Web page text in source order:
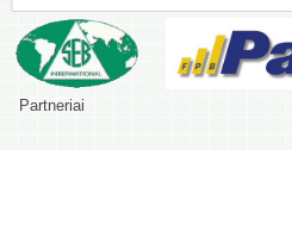
Partneriai